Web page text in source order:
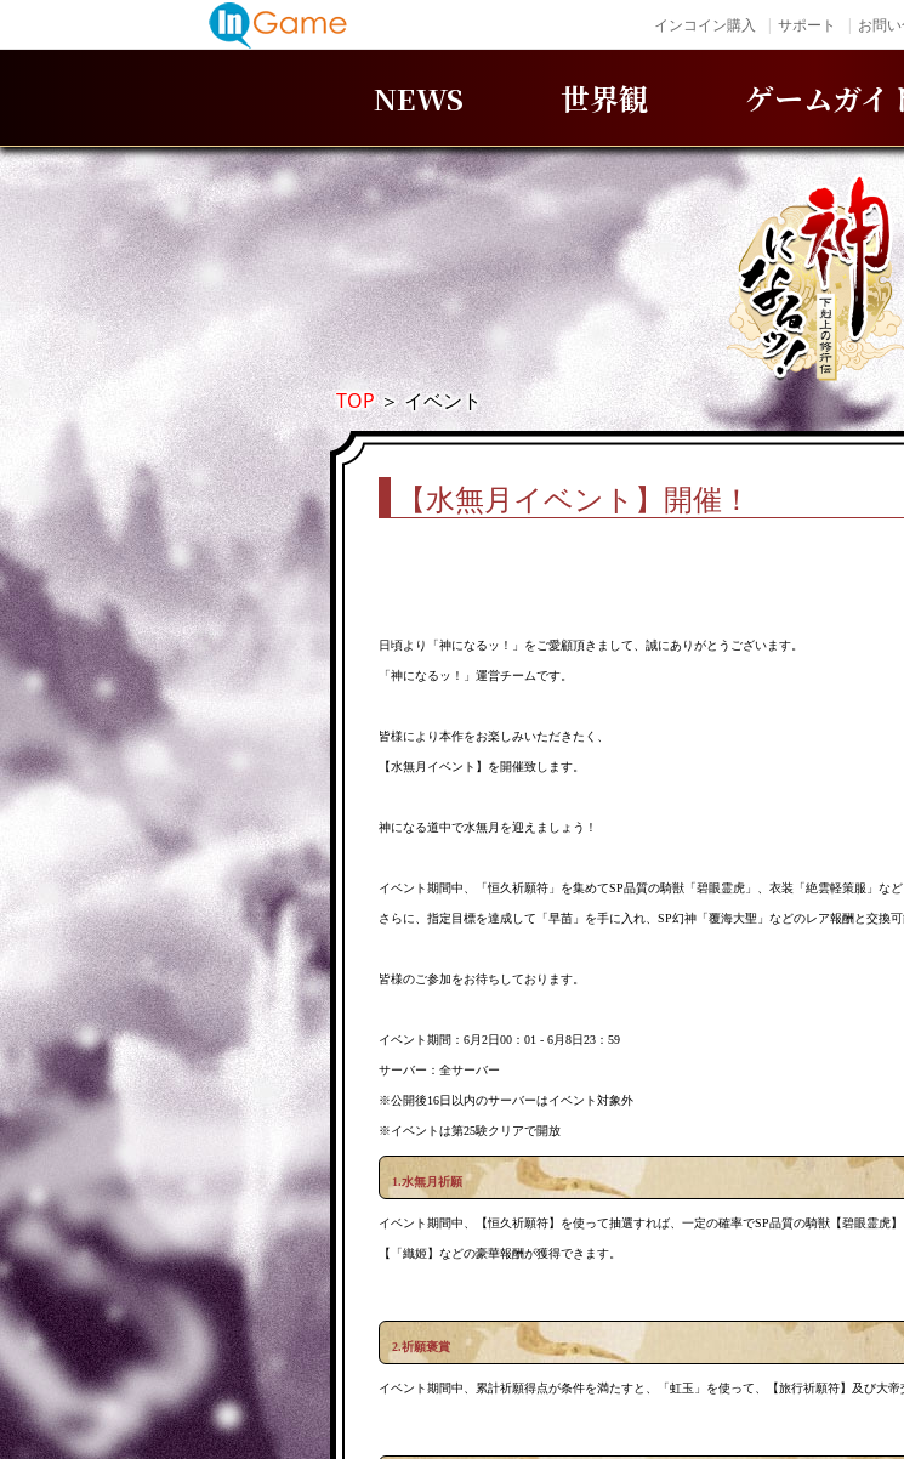
インコイン購入 サポート お問
NEWS 世界観 ゲームガイ
TOP＞イベント
【水無月イベント】開催！
日頃より「神になるッ！」をご愛顧頂きまして、誠にありがとうございます。
「神になるッ！」運営チームです。
皆様により本作をお楽しみいただきたく、
【水無月イベント】を開催致します。
神になる道中で水無月を迎えましょう！
イベント期間中、「恒久祈願符」を集めてSP品質の騎獣「碧眼霊虎」、衣装「絶雲軽策服」な
さらに、指定目標を達成して「早苗」を手に入れ、SP幻神「覆海大聖」などのレア報酬と交換可
皆様のご参加をお待ちしております。
イベント期間：6月2日00：01 - 6月8日23：59
サーバー：全サーバー
※公開後16日以内のサーバーはイベント対象外
※イベントは第25験クリアで開放
1.水無月祈願
イベント期間中、【恒久祈願符】を使って抽選すれば、一定の確率でSP品質の騎獣【碧眼霊虎
【「織姬】などの豪華報酬が獲得できます。
2.祈願褒賞
イベント期間中、累計祈願得点が条件を満たすと、「虹玉」を使って、【旅行祈願符】及び大帝